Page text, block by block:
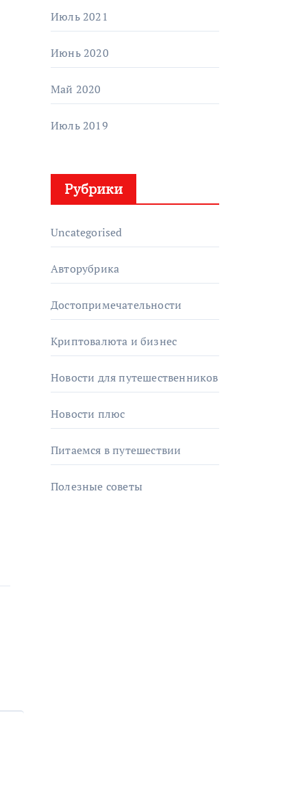
Июль 2021
Июнь 2020
Май 2020
Июль 2019
Рубрики
Uncategorised
Авторубрика
Достопримечательности
Криптовалюта и бизнес
Новости для путешественников
Новости плюс
Питаемся в путешествии
Полезные советы